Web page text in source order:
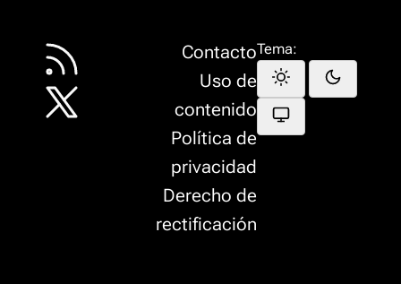
Contacto
Uso de
contenido
Política de
privacidad
Derecho de
rectificación
Tema: